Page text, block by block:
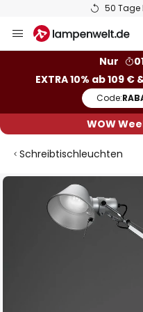
50 Tage
Inhalt
Nur
EXTRA 10% ab 109 €
Code:
WOW
Schreibtischleuchten
Zum